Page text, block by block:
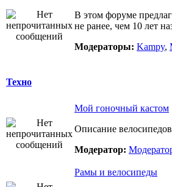
В этом форуме
не ранее, чем 10 лет
Модераторы: Kampy,
Техно
Мой гоночный кастом
Описание
Модератор:
Рамы и велосипеды